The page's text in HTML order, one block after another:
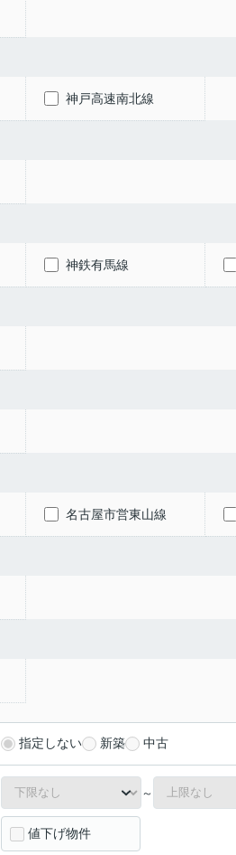
神戸高速南北線
神鉄有馬線
名古屋市営東山線
指定しない 新築 中古
～
値下げ物件